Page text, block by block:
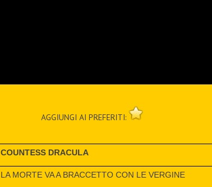
AGGIUNGI AI PREFERITI:
COUNTESS DRACULA
LA MORTE VA A BRACCETTO CON LE VERGINE